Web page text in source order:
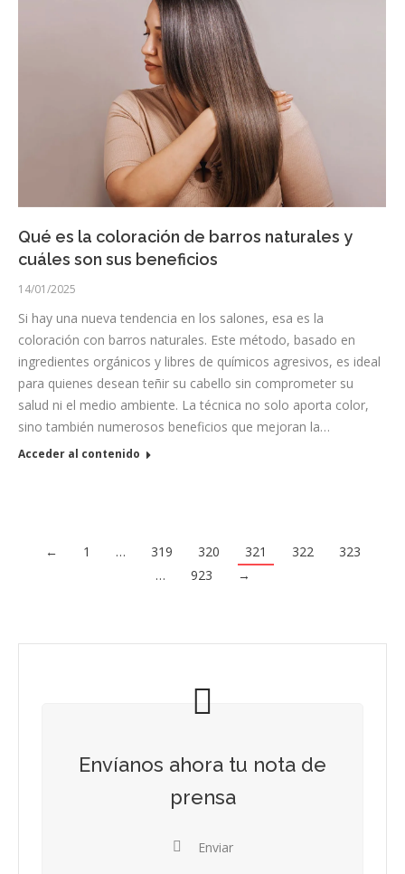
Qué es la coloración de barros naturales y
cuáles son sus beneficios
14/01/2025
Si hay una nueva tendencia en los salones, esa es la
coloración con barros naturales. Este método, basado en
ingredientes orgánicos y libres de químicos agresivos, es ideal
para quienes desean teñir su cabello sin comprometer su
salud ni el medio ambiente. La técnica no solo aporta color,
sino también numerosos beneficios que mejoran la…
Acceder al contenido
← 1 … 319 320 321 322
323
…
923 →
Envíanos ahora tu nota de
prensa
Enviar